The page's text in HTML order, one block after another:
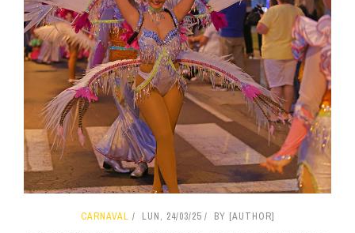
CARNAVAL LUN, 24/03/25 BY [AUTHOR]